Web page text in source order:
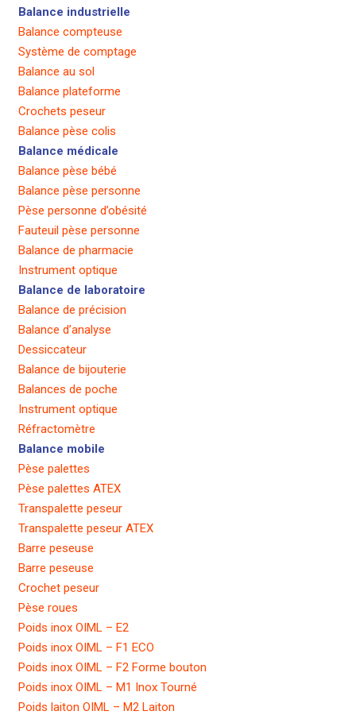
Balance industrielle
Balance compteuse
Système de comptage
Balance au sol
Balance plateforme
Crochets peseur
Balance pèse colis
Balance médicale
Balance pèse bébé
Balance pèse personne
Pèse personne d’obésité
Fauteuil pèse personne
Balance de pharmacie
Instrument optique
Balance de laboratoire
Balance de précision
Balance d’analyse
Dessiccateur
Balance de bijouterie
Balances de poche
Instrument optique
Réfractomètre
Balance mobile
Pèse palettes
Pèse palettes ATEX
Transpalette peseur
Transpalette peseur ATEX
Barre peseuse
Barre peseuse
Crochet peseur
Pèse roues
Poids inox OIML – E2
Poids inox OIML – F1 ECO
Poids inox OIML – F2 Forme bouton
Poids inox OIML – M1 Inox Tourné
Poids laiton OIML – M2 Laiton